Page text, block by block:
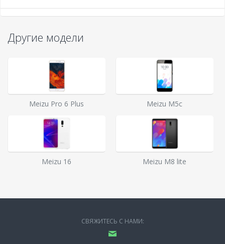
Другие модели
Meizu Pro 6 Plus Meizu M5c
Meizu 16 Meizu M8 lite
СВЯЖИТЕСЬ С НАМИ: